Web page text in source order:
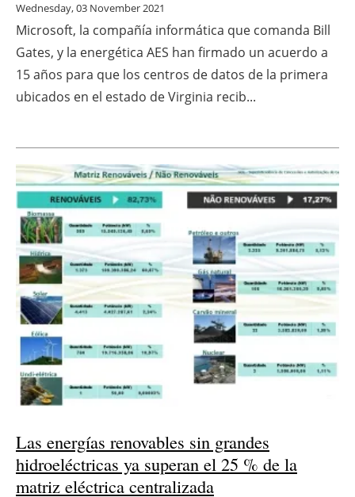
Wednesday, 03 November 2021
Microsoft, la compañía informática que comanda Bill
Gates, y la energética AES han firmado un acuerdo a
15 años para que los centros de datos de la primera
ubicados en el estado de Virginia recib...
Las energías renovables sin grandes
hidroeléctricas ya superan el 25 % de la
matriz eléctrica centralizada